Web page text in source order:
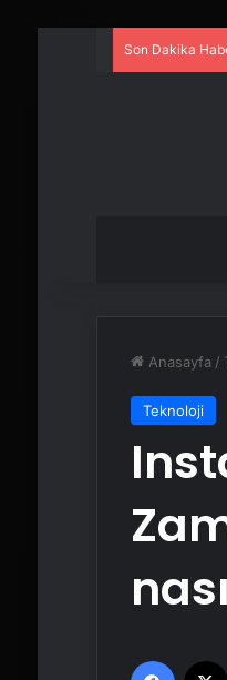
Son Dakika
Anasayfa /
Teknoloji